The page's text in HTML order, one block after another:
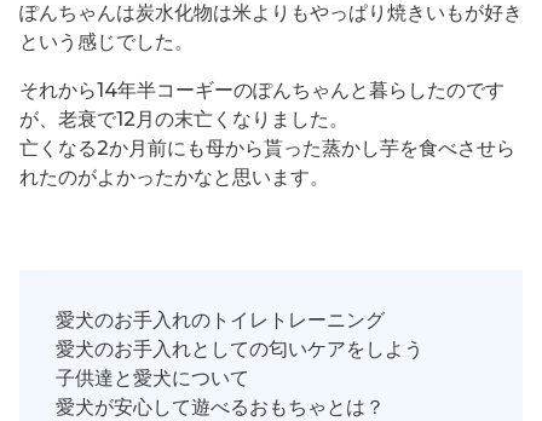
ぽんちゃんは炭水化物は米よりもやっぱり焼きいもが好き
という感じでした。
それから14年半コーギーのぽんちゃんと暮らしたのです
が、老衰で12月の末亡くなりました。
亡くなる2か月前にも母から貰った蒸かし芋を食べさせら
れたのがよかったかなと思います。
愛犬のお手入れのトイレトレーニング
愛犬のお手入れとしての匂いケアをしよう
子供達と愛犬について
愛犬が安心して遊べるおもちゃとは？